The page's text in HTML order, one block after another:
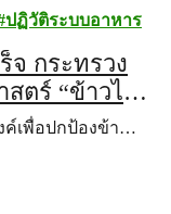
ปฏิวัติระบบอาหาร
จ กระทรวง
ตร์ “ข้าวไทย
งโลก
ค์เพื่อปกป้องข้า…